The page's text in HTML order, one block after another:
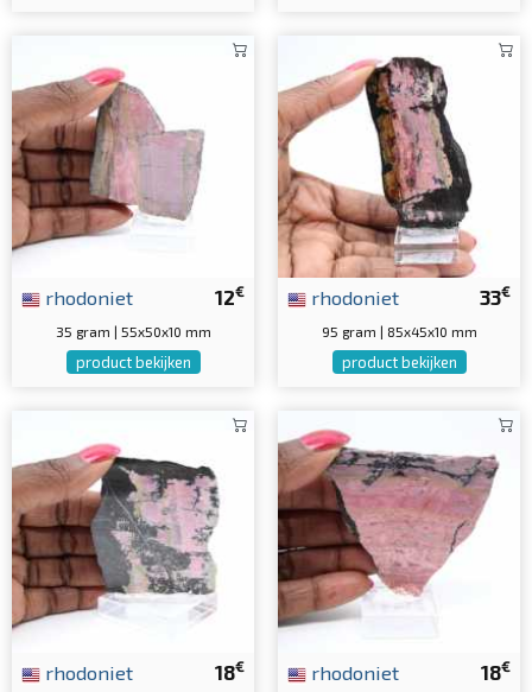
12€
rhodoniet
35 gram | 55x50x10 mm
product bekijken
33€
rhodoniet
95 gram | 85x45x10 mm
product bekijken
18€
rhodoniet 18€
rhodoniet